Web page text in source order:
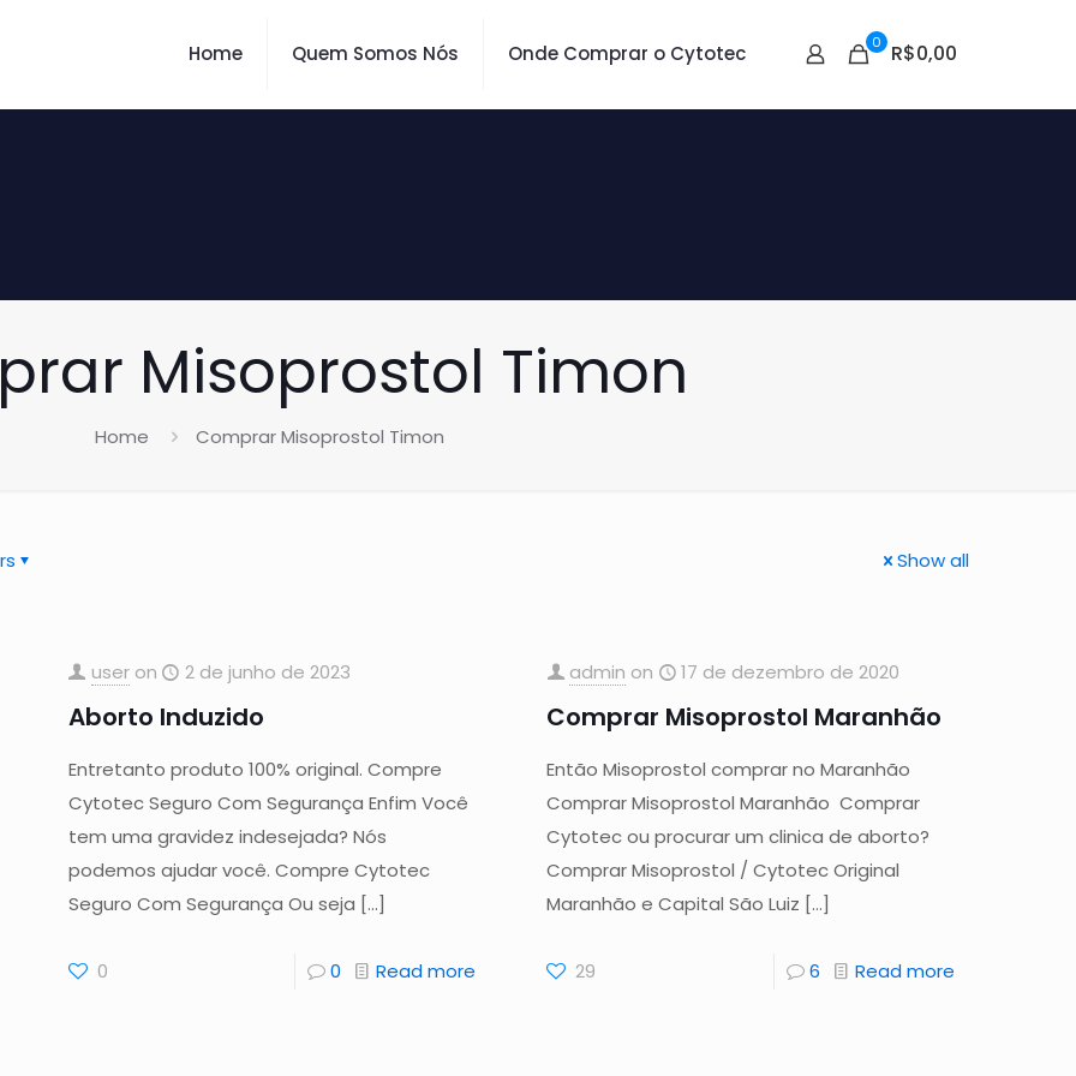
Home Quem Somos Nós Onde Comprar o Cytotec 0 R$0,00
Misoprostol Timon
Home Comprar Misoprostol Timon
Show all
user on 2 de junho de 2023
Aborto Induzido
Entretanto produto 100% original. Compre
Cytotec Seguro Com Segurança Enfim Você
tem uma gravidez indesejada? Nós
podemos ajudar você. Compre Cytotec
Seguro Com Segurança Ou seja […]
0 0 Read more
admin on 17 de dezembro de 2020
Comprar Misoprostol Maranhão
Então Misoprostol comprar no Maranhão
Comprar Misoprostol Maranhão Comprar
Cytotec ou procurar um clinica de aborto?
Comprar Misoprostol / Cytotec Original
Maranhão e Capital São Luiz […]
29 6 Read more